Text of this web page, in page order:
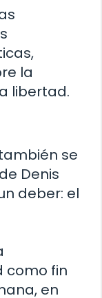
la
libertad.
se
Denis
deber: el
como fin
en